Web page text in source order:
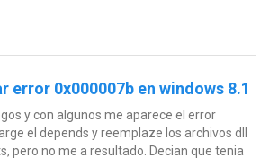
error 0x000007b en windows 8.1
y con algunos me aparece el error
el depends y reemplaze los archivos dll
pero no me a resultado. Decian que tenia